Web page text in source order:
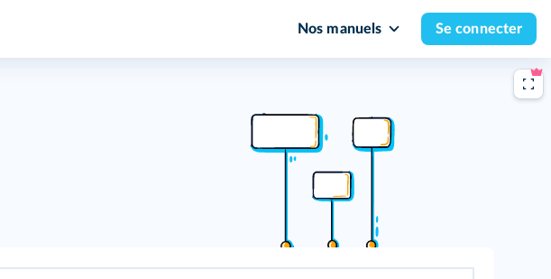
Nos manuels Se connecter